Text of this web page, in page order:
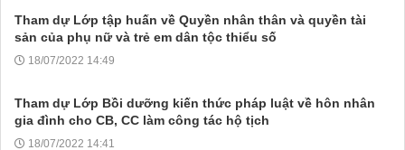
Tham dự Lớp tập huấn về Quyền nhân thân và quyền tài
sản của phụ nữ và trẻ em dân tộc thiểu số
18/07/2022 14:49
Tham dự Lớp Bồi dưỡng kiến thức pháp luật về hôn nhân
gia đình cho CB, CC làm công tác hộ tịch
18/07/2022 14:41